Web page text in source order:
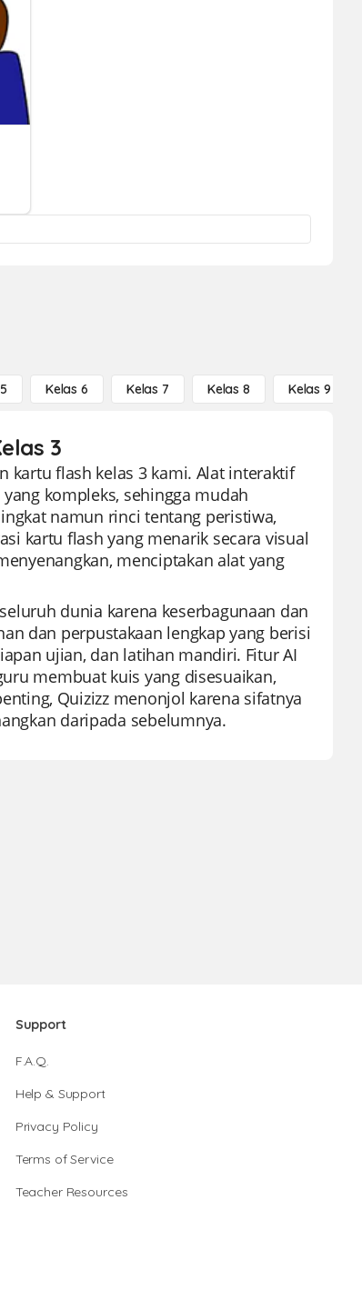
Kelas 6 Kelas 7 Kelas 8 Kelas 9
3
kartu flash kelas 3 kami. Alat interaktif
kompleks, sehingga mudah
namun rinci tentang peristiwa,
kartu flash yang menarik secara visual
menciptakan alat yang
dunia karena keserbagunaan dan
dan perpustakaan lengkap yang berisi
ujian, dan latihan mandiri. Fitur AI
membuat kuis yang disesuaikan,
Quizizz menonjol karena sifatnya
daripada sebelumnya.
Support
F.A.Q.
Help & Support
Privacy Policy
Terms of Service
Teacher Resources